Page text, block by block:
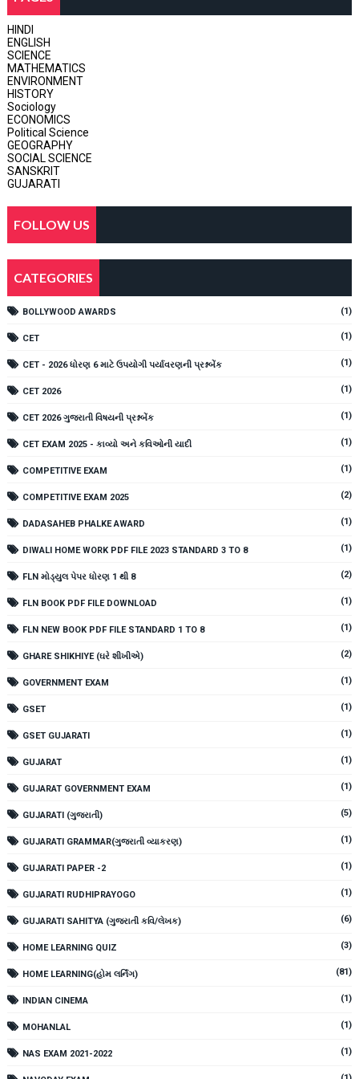
HINDI
ENGLISH
SCIENCE
MATHEMATICS
ENVIRONMENT
HISTORY
Sociology
ECONOMICS
Political Science
GEOGRAPHY
SOCIAL SCIENCE
SANSKRIT
GUJARATI
FOLLOW US
CATEGORIES
BOLLYWOOD AWARDS (1)
CET (1)
CET - 2026 ધોરણ 6 માટે ઉપયોગી પર્યાવરણની પ્રશ્નબેંક (1)
CET 2026 (1)
CET 2026 ગુજરાતી વિષયની પ્રશ્નબેંક (1)
CET EXAM 2025 - કાવ્યો અને કવિઓની યાદી (1)
COMPETITIVE EXAM (1)
COMPETITIVE EXAM 2025 (2)
DADASAHEB PHALKE AWARD (1)
DIWALI HOME WORK PDF FILE 2023 STANDARD 3 TO 8 (1)
FLN મોડ્યુલ પેપર ધોરણ 1 થી 8 (2)
FLN BOOK PDF FILE DOWNLOAD (1)
FLN NEW BOOK PDF FILE STANDARD 1 TO 8 (1)
GHARE SHIKHIYE (ઘરે શીખીએ) (2)
GOVERNMENT EXAM (1)
GSET (1)
GSET GUJARATI (1)
GUJARAT (1)
GUJARAT GOVERNMENT EXAM (1)
GUJARATI (ગુજરાતી) (5)
GUJARATI GRAMMAR(ગુજરાતી વ્યાકરણ) (1)
GUJARATI PAPER -2 (1)
GUJARATI RUDHIPRAYOGO (1)
GUJARATI SAHITYA (ગુજરાતી કવિ/લેખક) (6)
HOME LEARNING QUIZ (3)
HOME LEARNING(હોમ લર્નિંગ) (81)
INDIAN CINEMA (1)
MOHANLAL (1)
NAS EXAM 2021-2022 (1)